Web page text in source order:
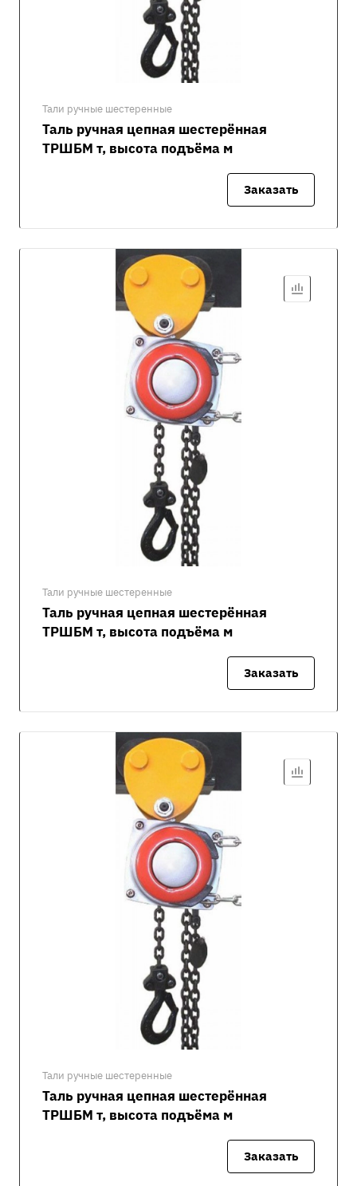
Тали ручные шестеренные
Таль ручная цепная шестерённая
ТРШБМ т, высота подъёма м
Заказать
Тали ручные шестеренные
Таль ручная цепная шестерённая
ТРШБМ т, высота подъёма м
Заказать
Тали ручные шестеренные
Таль ручная цепная шестерённая
ТРШБМ т, высота подъёма м
Заказать